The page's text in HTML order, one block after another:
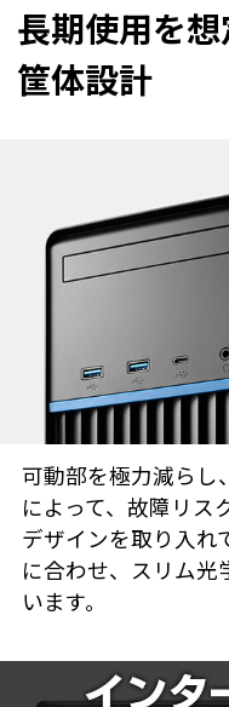
長期使用を
筐体設計
可動部を極力減らし
によって、故障リス
デザインを取り入れ
に合わせ、スリム光
います。